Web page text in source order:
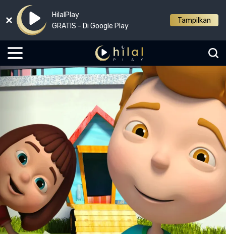
HilalPlay
GRATIS - Di Google Play
Tampilkan